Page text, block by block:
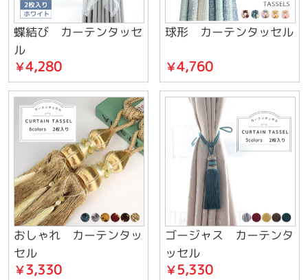
蝶結び カーテンタッセ
ル
￥4,280
球形 カーテンタッセル
￥4,760
おしゃれ カーテンタッ
セル
￥3,330
ゴージャス カーテンタ
ッセル
￥5,330